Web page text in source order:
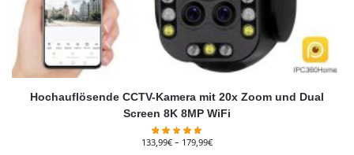
Hochauflösende CCTV-Kamera mit 20x Zoom und Dual
Screen 8K 8MP WiFi
133,99€ – 179,99€